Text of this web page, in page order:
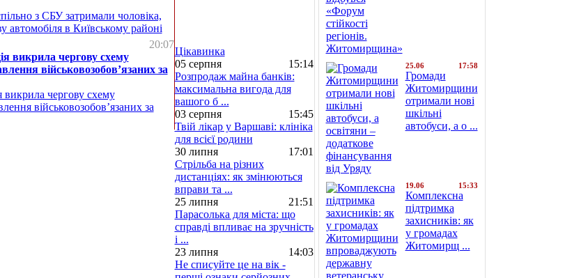
з СБУ затримали чоловіка,
автомобіля в Київському районі
20:07
викрила чергову схему
військовозобов’язаних за
викрила чергову схему
військовозобов’язаних за
Цікавинка
05 серпня
15:14
Розпродаж майна банків:
максимальна вигода для
вашого б ...
03 серпня
15:45
Твій лікар у Варшаві: клініка
для всієї родини
30 липня
17:01
Стрільба на різних
дистанціях: як змінюються
вправи та ...
25 липня
21:51
Парасолька для міста: що
справді впливає на зручність
і ...
23 липня
14:03
Не списуйте це на вік -
25.06 17:58
Громади
Житомирщини
отримали нові
шкільні
автобуси, а о ...
19.06 15:33
Комплексна
підтримка
захисників: як
у громадах
Житомирщ ...